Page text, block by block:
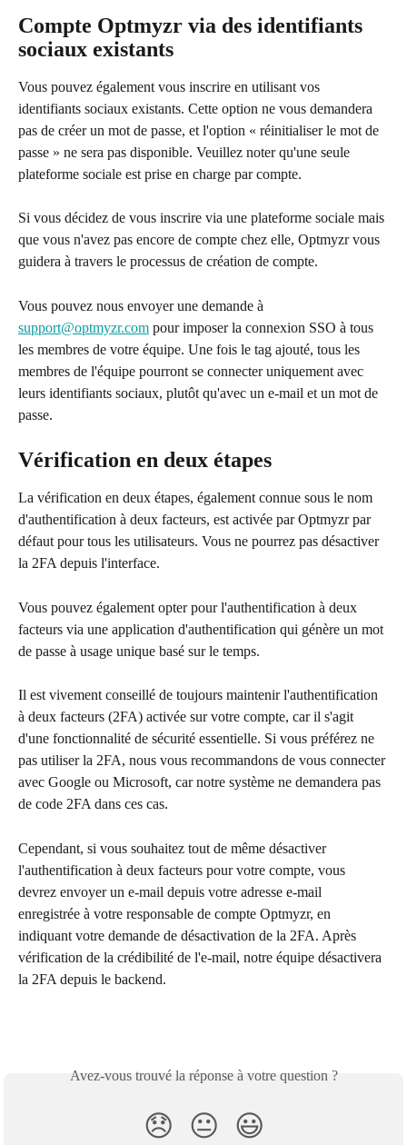
Compte Optmyzr via des identifiants
sociaux existants
Vous pouvez également vous inscrire en utilisant vos
identifiants sociaux existants. Cette option ne vous demandera
pas de créer un mot de passe, et l'option « réinitialiser le mot de
passe » ne sera pas disponible. Veuillez noter qu'une seule
plateforme sociale est prise en charge par compte.
Si vous décidez de vous inscrire via une plateforme sociale mais
que vous n'avez pas encore de compte chez elle, Optmyzr vous
guidera à travers le processus de création de compte.
Vous pouvez nous envoyer une demande à
support@optmyzr.com pour imposer la connexion SSO à tous
les membres de votre équipe. Une fois le tag ajouté, tous les
membres de l'équipe pourront se connecter uniquement avec
leurs identifiants sociaux, plutôt qu'avec un e-mail et un mot de
passe.
Vérification en deux étapes
La vérification en deux étapes, également connue sous le nom
d'authentification à deux facteurs, est activée par Optmyzr par
défaut pour tous les utilisateurs. Vous ne pourrez pas désactiver
la 2FA depuis l'interface.
Vous pouvez également opter pour l'authentification à deux
facteurs via une application d'authentification qui génère un mot
de passe à usage unique basé sur le temps.
Il est vivement conseillé de toujours maintenir l'authentification
à deux facteurs (2FA) activée sur votre compte, car il s'agit
d'une fonctionnalité de sécurité essentielle. Si vous préférez ne
pas utiliser la 2FA, nous vous recommandons de vous connecter
avec Google ou Microsoft, car notre système ne demandera pas
de code 2FA dans ces cas.
Cependant, si vous souhaitez tout de même désactiver
l'authentification à deux facteurs pour votre compte, vous
devrez envoyer un e-mail depuis votre adresse e-mail
enregistrée à votre responsable de compte Optmyzr, en
indiquant votre demande de désactivation de la 2FA. Après
vérification de la crédibilité de l'e-mail, notre équipe désactivera
la 2FA depuis le backend.
Avez-vous trouvé la réponse à votre question ?
😞 😐 😃